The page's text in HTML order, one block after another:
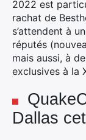
2022 est
rachat de
s’attendent à
réputés
mais aussi, à
exclusives à la
Dallas